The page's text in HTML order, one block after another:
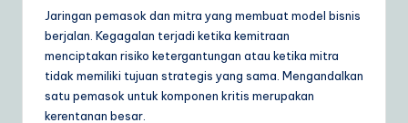
Jaringan pemasok dan mitra yang membuat model bisnis
berjalan. Kegagalan terjadi ketika kemitraan
menciptakan risiko ketergantungan atau ketika mitra
tidak memiliki tujuan strategis yang sama. Mengandalkan
satu pemasok untuk komponen kritis merupakan
kerentanan besar.